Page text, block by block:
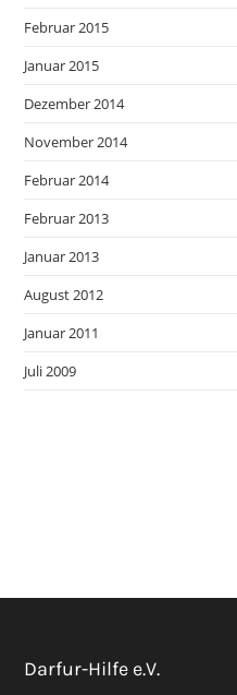
Februar 2015
Januar 2015
Dezember 2014
November 2014
Februar 2014
Februar 2013
Januar 2013
August 2012
Januar 2011
Juli 2009
Darfur-Hilfe e.V.